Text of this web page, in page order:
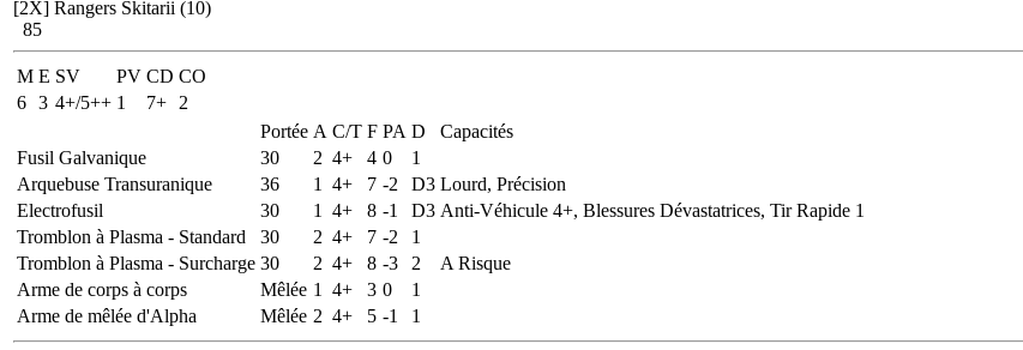
[2X] Rangers Skitarii (10)
85
M E SV PV CD CO
6 3 4+/5++ 1 7+
2
Portée A C/T F PA D
Capacités
Fusil Galvanique
30 2 4+ 4 0
1
Arquebuse Transuranique
36 1 4+ 7 -2 D3 Lourd, Précision
Electrofusil
30 1 4+ 8 -1 D3 Anti-Véhicule 4+, Blessures Dévastatrices, Tir Rapide 1
Tromblon à Plasma - Standard
30 2 4+ 7 -2
1
Tromblon à Plasma - Surcharge 30 2 4+ 8 -3 2
A Risque
Arme de corps à corps
Mêlée 1 4+ 3 0
1
Arme de mêlée d'Alpha
Mêlée 2 4+ 5 -1 1